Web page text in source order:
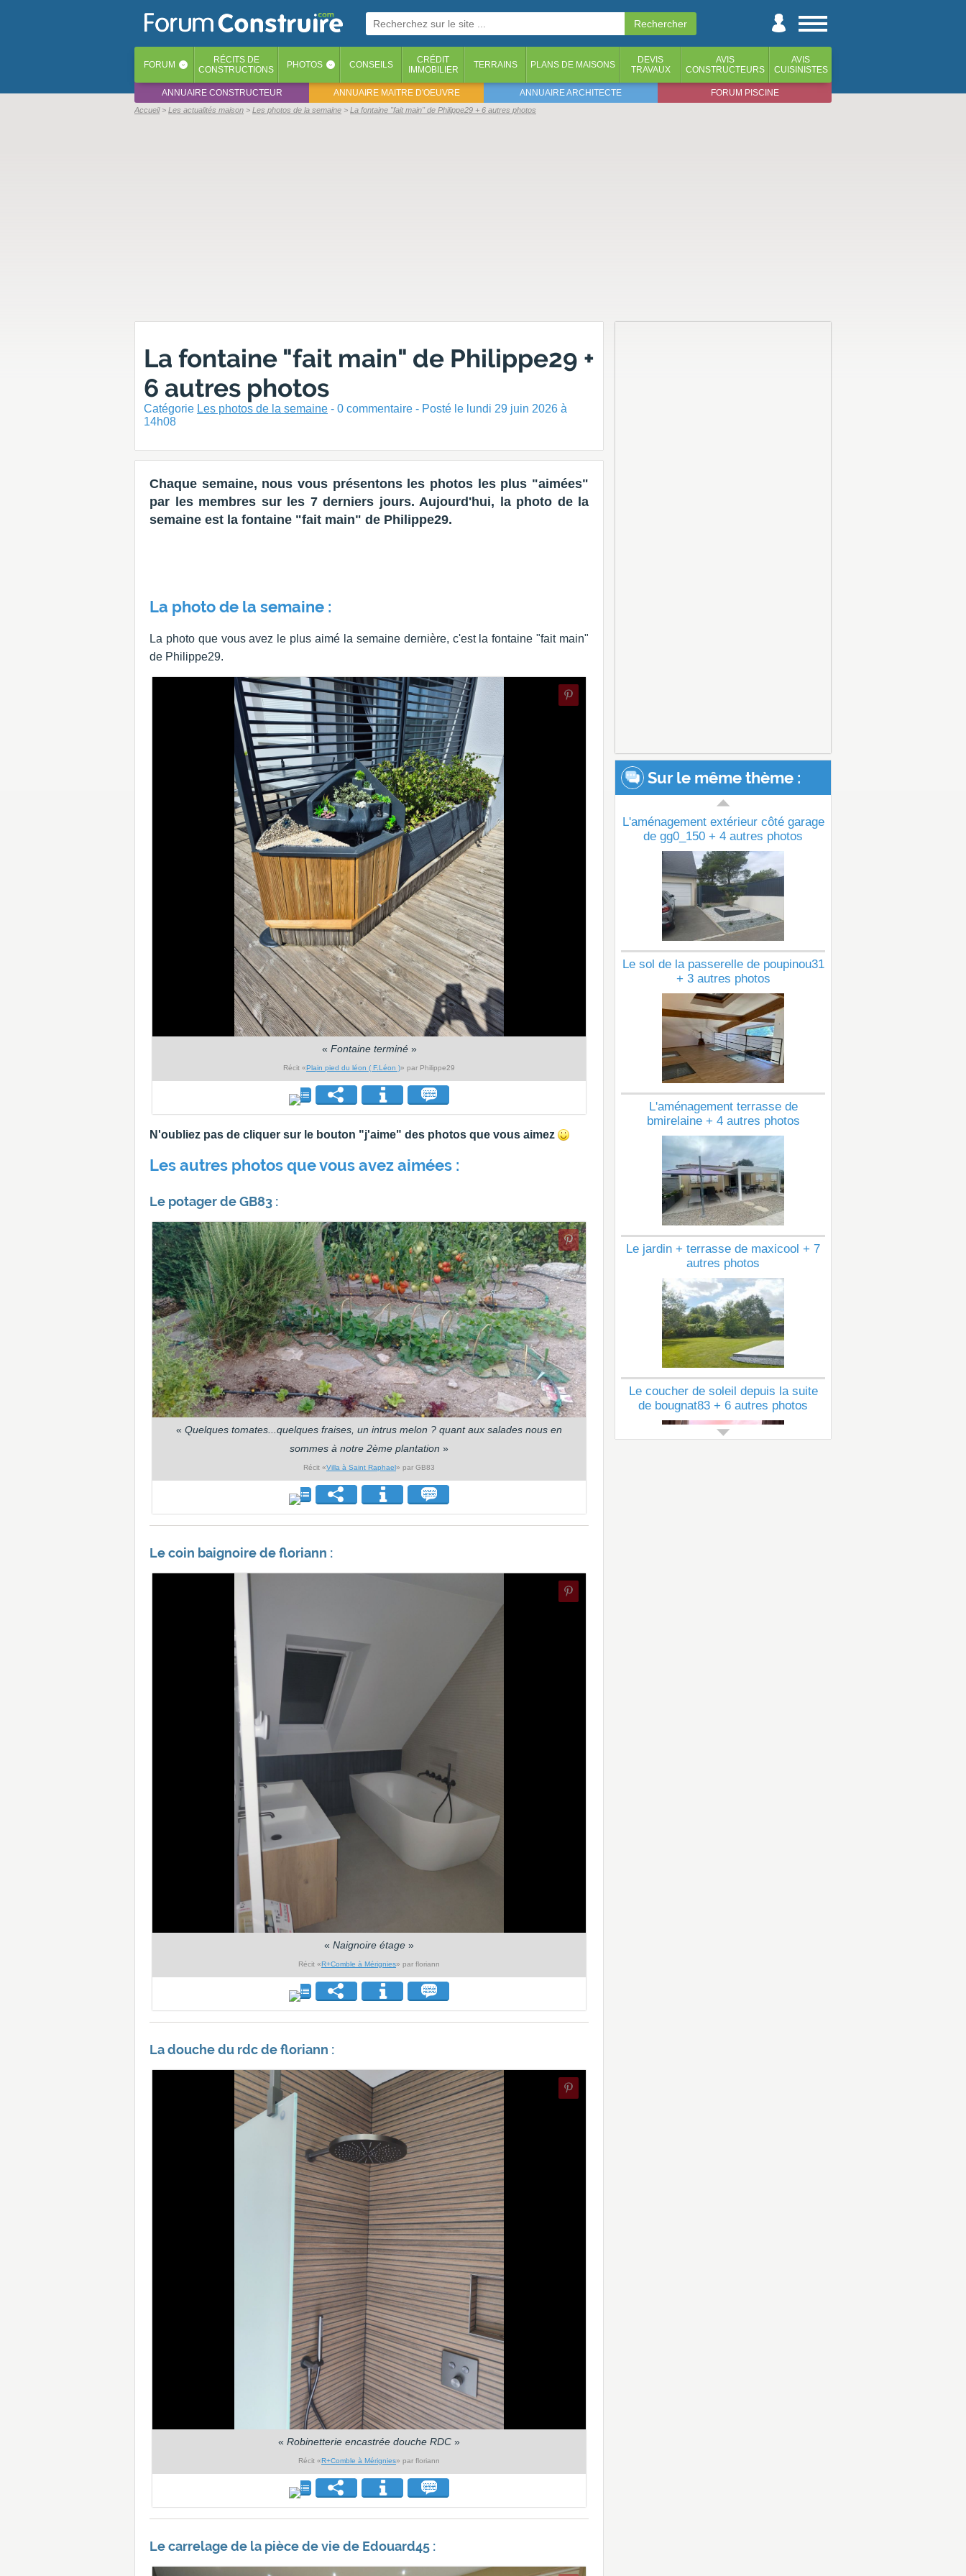
FORUM ‹ RÉCITS DE
CONSTRUCTIONS
PHOTOS ‹ CONSEILS
CRÉDIT
IMMOBILIER
TERRAINS PLANS DE MAISONS
DEVIS
TRAVAUX
AVIS
CONSTRUCTEURS
AVIS
CUISINISTES
ANNUAIRE CONSTRUCTEUR ANNUAIRE MAITRE D'OEUVRE ANNUAIRE ARCHITECTE FORUM PISCINE
Accueil Les actualités maison Les photos de la semaine La fontaine "fait main" de Philippe29 + 6 autres photos
La fontaine "fait main" de Philippe29 +
6 autres photos
Catégorie Les photos de la semaine - 0 commentaire - Posté le lundi 29 juin 2026 à
14h08
Chaque semaine, nous vous présentons les photos les plus "aimées"
par les membres sur les 7 derniers jours. Aujourd'hui, la photo de la
semaine est la fontaine "fait main" de Philippe29.
La photo de la semaine :
La photo que vous avez le plus aimé la semaine dernière, c'est la fontaine "fait main"
de Philippe29.
« Fontaine terminé»
Récit «Plain pied du léon ( F.Léon )» par Philippe29
N'oubliez pas de cliquer sur le bouton "j'aime" des photos que vous aimez
Les autres photos que vous avez aimées :
Le potager de GB83 :
« Quelques tomates...quelques fraises, un intrus melon ? quant aux salades nous en
sommes à notre 2ème plantation »
Récit «Villa à Saint Raphael» par GB83
Le coin baignoire de floriann :
« Naignoire étage »
Récit «R+Comble à Mérignies» par floriann
La douche du rdc de floriann :
« Robinetterie encastrée douche RDC »
Récit «R+Comble à Mérignies» par floriann
Le carrelage de la pièce de vie de Edouard45 :
Sur le même thème :
L'aménagement extérieur côté garage
de gg0_150 + 4 autres photos
Le sol de la passerelle de poupinou31
+ 3 autres photos
L'aménagement terrasse de
bmirelaine + 4 autres photos
Le jardin + terrasse de maxicool + 7
autres photos
Le coucher de soleil depuis la suite
de bougnat83 + 6 autres photos